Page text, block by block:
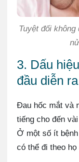
Tuyệt đối
3. Dấu
đầu diễn
Đau hốc mắt và
tiếng cho đến
Ở một số ít
có thể đi theo